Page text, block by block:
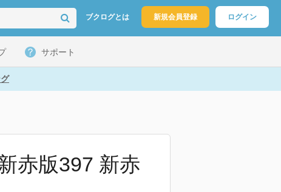
ブクログとは 新規会員登録 ログイン
サポート
赤版397 新赤